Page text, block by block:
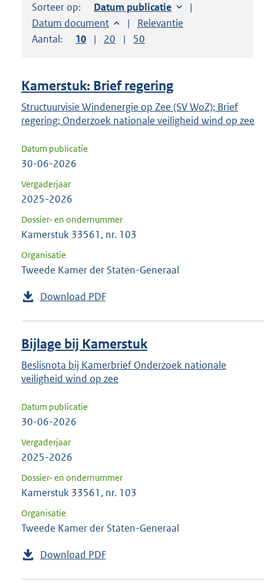
suggesties.
Druk
om
uw
keuze
te
Sorteer op: Sorteer op:
Datum publicatie
Sorteer op:
Datum document Sorteer op:
Relevantie
Aantal:
Toon
10 resultaten per pagina
Toon
20 resultaten per pagina
Toon
50
Kamerstuk: Brief regering
Structuurvisie Windenergie op Zee (SV WoZ); Brief
regering; Onderzoek nationale veiligheid wind op zee
Datum publicatie
30-06-2026
Vergaderjaar
2025-2026
Dossier- en ondernummer
Kamerstuk 33561, nr. 103
Organisatie
Tweede Kamer der Staten-Generaal
Download PDF
Bijlage bij Kamerstuk
Beslisnota bij Kamerbrief Onderzoek nationale
veiligheid wind op zee
Datum publicatie
30-06-2026
Vergaderjaar
2025-2026
Dossier- en ondernummer
Kamerstuk 33561, nr. 103
Organisatie
Tweede Kamer der Staten-Generaal
Download PDF